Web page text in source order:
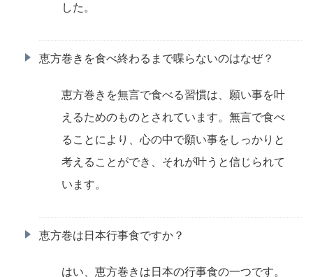
した。
恵方巻きを食べ終わるまで喋らないのはなぜ？
恵方巻きを無言で食べる習慣は、願い事を叶
えるためのものとされています。無言で食べ
ることにより、心の中で願い事をしっかりと
考えることができ、それが叶うと信じられて
います。
恵方巻は日本行事食ですか？
はい、恵方巻きは日本の行事食の一つです。